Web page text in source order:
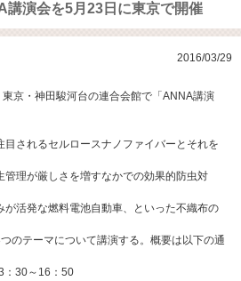
講演会を5月23日に東京で開催
2016/03/29
京・神田駿河台の連合会館で「ANNA講演
されるセルロースナノファイバーとそれを
管理が厳しさを増すなかでの効果的防虫対
が活発な燃料電池自動車、といった不織布の
のテーマについて講演する。概要は以下の通
：30～16：50